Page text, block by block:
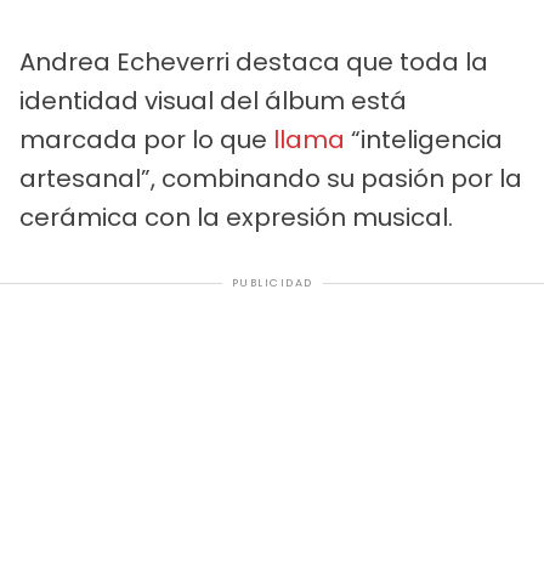
Andrea Echeverri destaca que toda la
identidad visual del álbum está
marcada por lo que llama “inteligencia
artesanal”, combinando su pasión por la
cerámica con la expresión musical.
PUBLICIDAD